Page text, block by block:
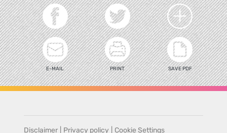
E-MAIL PRINT SAVE PDF
Disclaimer Privacy policy Cookie Settings